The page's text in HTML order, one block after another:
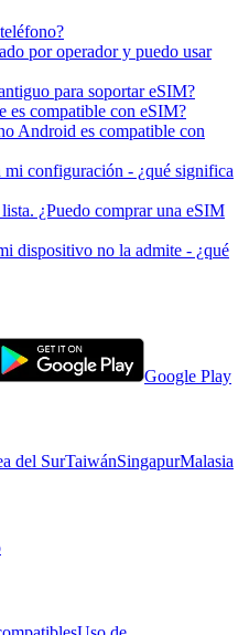
por operador y puedo usar
para soportar eSIM?
es compatible con eSIM?
Android es compatible con
configuración - ¿qué significa
¿Puedo comprar una eSIM
dispositivo no la admite - ¿qué
Google Play
del SurTaiwánSingapurMalasia